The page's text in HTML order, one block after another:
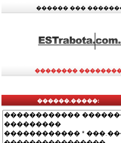
������ ���
��������
������.�����: